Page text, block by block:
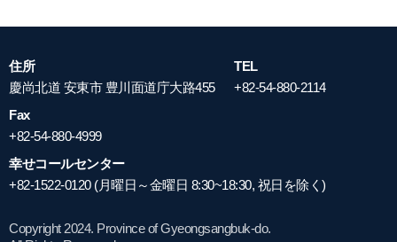
住所
慶尚北道 安東市 豊川面道庁大路455
TEL
+82-54-880-2114
Fax
+82-54-880-4999
幸せコールセンター
+82-1522-0120 (月曜日～金曜日 8:30~18:30, 祝日を除く)
Copyright 2024. Province of Gyeongsangbuk-do.